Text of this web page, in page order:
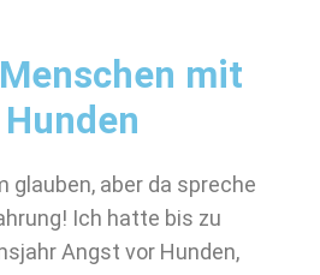
mit
glauben, aber da spreche
Ich hatte bis zu
Angst vor Hunden,